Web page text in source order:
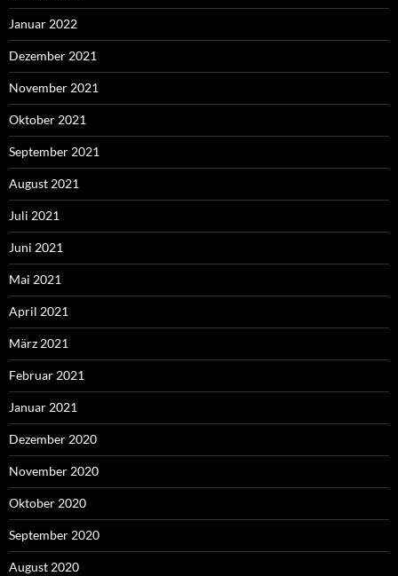
Januar 2022
Dezember 2021
November 2021
Oktober 2021
September 2021
August 2021
Juli 2021
Juni 2021
Mai 2021
April 2021
März 2021
Februar 2021
Januar 2021
Dezember 2020
November 2020
Oktober 2020
September 2020
August 2020